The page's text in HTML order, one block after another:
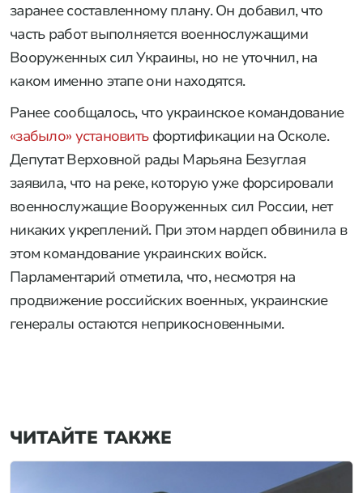
заранее составленному плану. Он добавил, что
часть работ выполняется военнослужащими
Вооруженных сил Украины, но не уточнил, на
каком именно этапе они находятся.
Ранее сообщалось, что украинское командование
«забыло» установитьфортификации на Осколе.
Депутат Верховной рады Марьяна Безуглая
заявила, что на реке, которую уже форсировали
военнослужащие Вооруженных сил России, нет
никаких укреплений. При этом нардеп обвинила в
этом командование украинских войск.
Парламентарий отметила, что, несмотря на
продвижение российских военных, украинские
генералы остаются неприкосновенными.
ЧИТАЙТЕ ТАКЖЕ